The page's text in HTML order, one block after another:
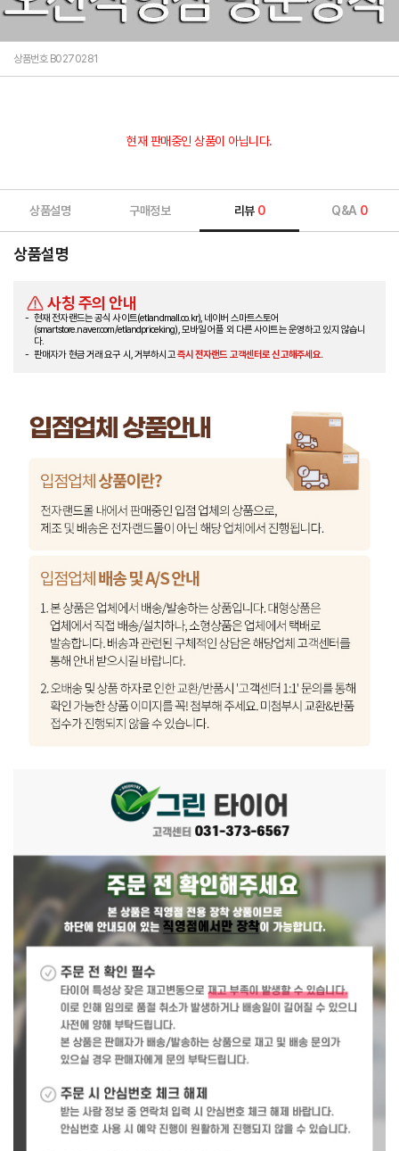
상품번호 B0270281
현재 판매중인 상품이 아닙니다.
상품설명 구매정보 리뷰 0 Q&A 0
상품설명
사칭 주의 안내
현재 전자랜드는 공식 사이트(etlandmall.co.kr), 네이버 스마트스토어
(smartstore.naver.com/etlandpriceking), 모바일 어플 외 다른 사이트는 운영하고 있지 않습니
다.
판매자가 현금 거래 요구 시, 거부하시고즉시 전자랜드 고객센터로 신고해주세요.